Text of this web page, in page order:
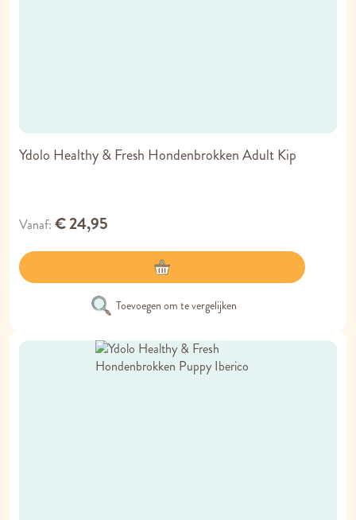
Ydolo Healthy & Fresh Hondenbrokken Adult Kip
Vanaf € 24,95
Toevoegen om te vergelijken